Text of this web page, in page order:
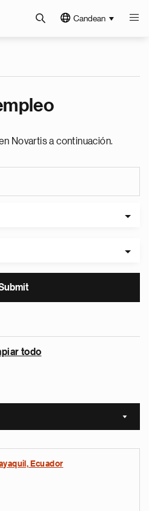
Candean
Novartis a continuación.
todo
Sort
Ecuador